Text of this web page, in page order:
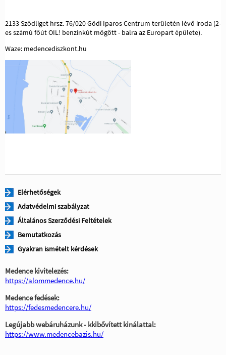
2133 Sződliget hrsz. 76/020 Gödi Iparos Centrum területén lévő iroda (2-
es számú főút OIL! benzinkút mögött - balra az Europart épülete).
Waze: medencediszkont.hu
Elérhetőségek
Adatvédelmi szabályzat
Általános Szerződési Feltételek
Bemutatkozás
Gyakran ismételt kérdések
Medence kivitelezés:
https://alommedence.hu/
Medence fedések:
https://fedesmedencere.hu/
Legújabb webáruházunk - kkibővített kinálattal:
https://www.medencebazis.hu/